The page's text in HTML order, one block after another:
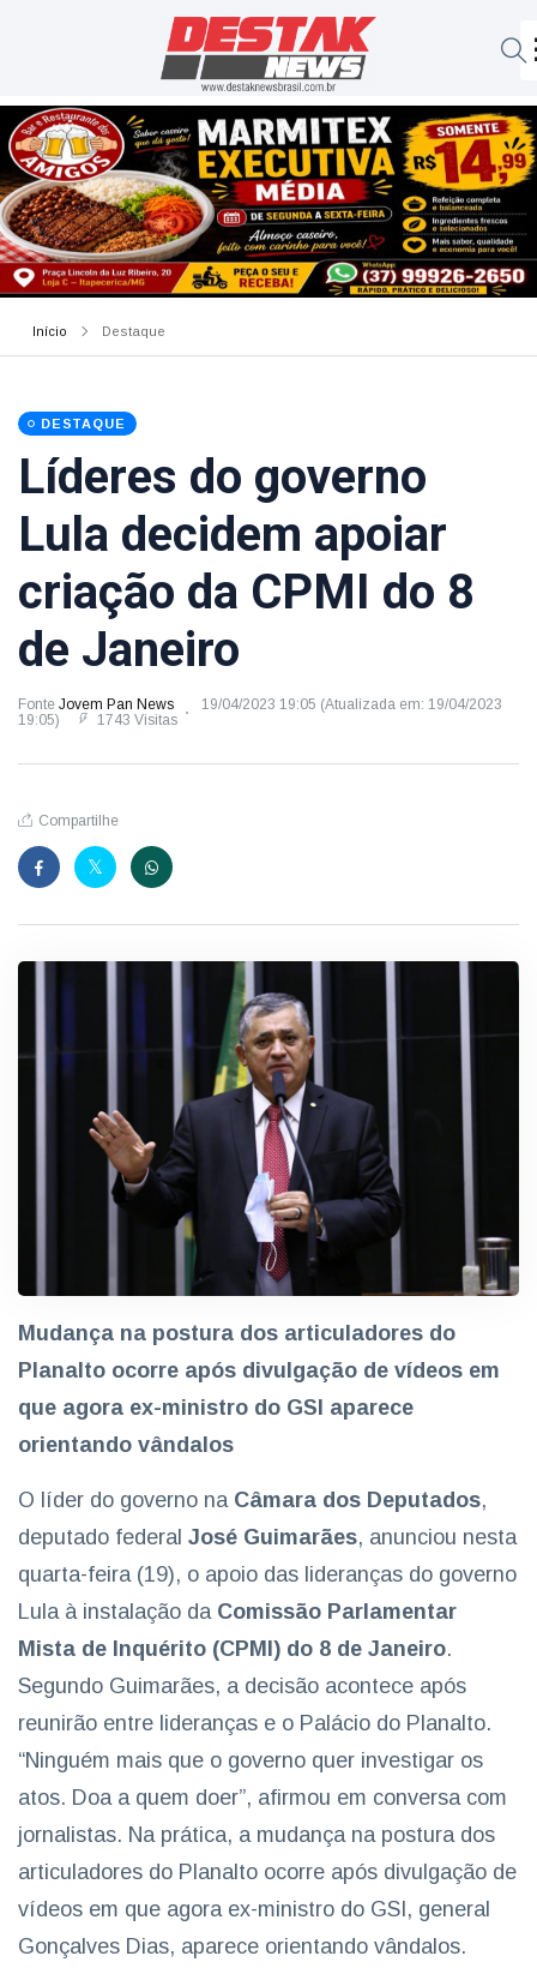
Início Destaque
DESTAQUE
Líderes do governo
Lula decidem apoiar
criação da CPMI do 8
de Janeiro
Fonte Jovem Pan News
19/04/2023 19:05 (Atualizada em: 19/04/2023
19:05)
1743 Visitas
Compartilhe
Mudança na postura dos articuladores do
Planalto ocorre após divulgação de vídeos em
que agora ex-ministro do GSI aparece
orientando vândalos
O líder do governo na Câmara dos Deputados,
deputado federal José Guimarães, anunciou nesta
quarta-feira (19), o apoio das lideranças do governo
Lula à instalação da Comissão Parlamentar
Mista de Inquérito (CPMI) do 8 de Janeiro.
Segundo Guimarães, a decisão acontece após
reunirão entre lideranças e o Palácio do Planalto.
“Ninguém mais que o governo quer investigar os
atos. Doa a quem doer”, afirmou em conversa com
jornalistas. Na prática, a mudança na postura dos
articuladores do Planalto ocorre após divulgação de
vídeos em que agora ex-ministro do GSI, general
Gonçalves Dias, aparece orientando vândalos.